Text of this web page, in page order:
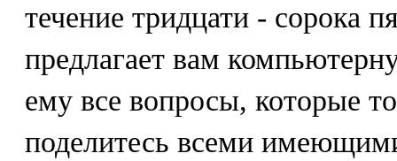
течение тридцати - сорока
предлагает вам
ему все вопросы, которые
поделитесь всеми